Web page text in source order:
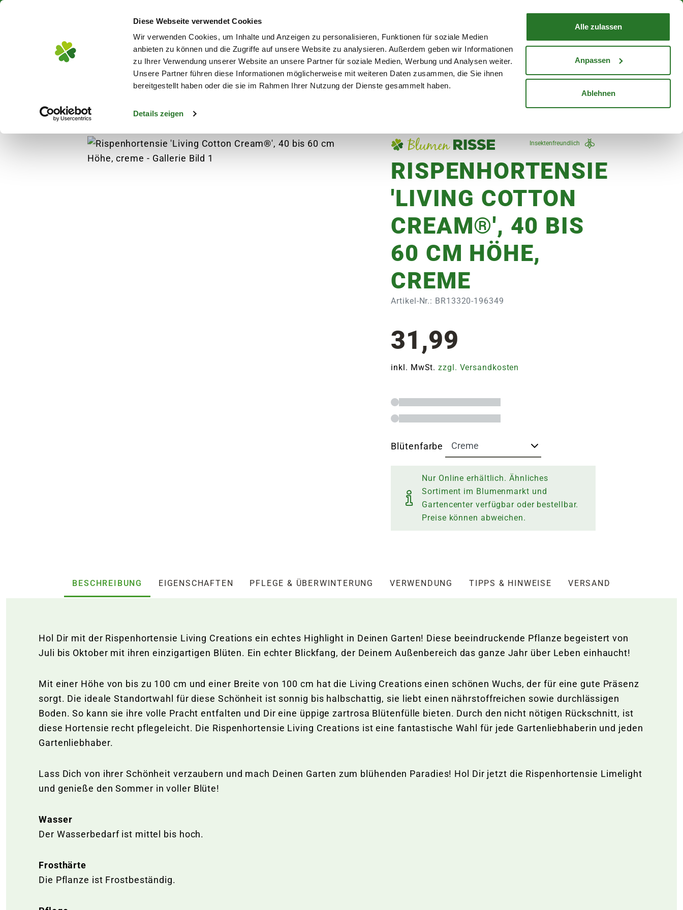
Diese Webseite verwendet Cookies
Wir verwenden Cookies, um Inhalte und Anzeigen zu personalisieren, Funktionen für soziale Medien
anbieten zu können und die Zugriffe auf unsere Website zu analysieren. Außerdem geben wir Informationen
zu Ihrer Verwendung unserer Website an unsere Partner für soziale Medien, Werbung und Analysen weiter.
Unsere Partner führen diese Informationen möglicherweise mit weiteren Daten zusammen, die Sie ihnen
bereitgestellt haben oder die sie im Rahmen Ihrer Nutzung der Dienste gesammelt haben.
Details zeigen
Alle zulassen
Anpassen
Ablehnen
Mein KontoStandorte
WARENKORB
Blumen Pflanzen Garten Aktuelles Ratgeber Gutscheine Karriere
Pflanzen Hortensien Rispenhortensie 'Living Creations®', 40 bis 60 cm Höhe
Insektenfreundlich
RISPENHORTENSIE
'LIVING COTTON
CREAM®', 40 BIS
60 CM HÖHE,
CREME
Artikel-Nr.: BR13320-196349
31,99
inkl. MwSt.zzgl. Versandkosten
Blütenfarbe
Nur Online erhältlich. Ähnliches
Sortiment im Blumenmarkt und
Gartencenter verfügbar oder bestellbar.
Preise können abweichen.
BESCHREIBUNG EIGENSCHAFTEN PFLEGE & ÜBERWINTERUNG VERWENDUNG TIPPS & HINWEISE VERSAND
Hol Dir mit der Rispenhortensie Living Creations ein echtes Highlight in Deinen Garten! Diese beeindruckende Pflanze begeistert von
Juli bis Oktober mit ihren einzigartigen Blüten. Ein echter Blickfang, der Deinem Außenbereich das ganze Jahr über Leben einhaucht!
Mit einer Höhe von bis zu 100 cm und einer Breite von 100 cm hat die Living Creations einen schönen Wuchs, der für eine gute Präsenz
sorgt. Die ideale Standortwahl für diese Schönheit ist sonnig bis halbschattig, sie liebt einen nährstoffreichen sowie durchlässigen
Boden. So kann sie ihre volle Pracht entfalten und Dir eine üppige zartrosa Blütenfülle bieten. Durch den nicht nötigen Rückschnitt, ist
diese Hortensie recht pflegeleicht. Die Rispenhortensie Living Creations ist eine fantastische Wahl für jede Gartenliebhaberin und jeden
Gartenliebhaber.
Lass Dich von ihrer Schönheit verzaubern und mach Deinen Garten zum blühenden Paradies! Hol Dir jetzt die Rispenhortensie Limelight
und genieße den Sommer in voller Blüte!
Wasser
Der Wasserbedarf ist mittel bis hoch.
Frosthärte
Die Pflanze ist Frostbeständig.